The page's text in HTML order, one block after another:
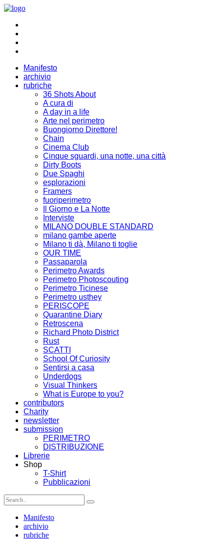
Manifesto
archivio
rubriche
36 Shots About
A cura di
A day in a life
Arte nel perimetro
Buongiorno Direttore!
Chain
Cinema Club
Cinque sguardi, una notte, una città
Dirty Boots
Due Spaghi
esplorazioni
Framers
fuoriperimetro
Il Giorno e La Notte
Interviste
MILANO DOUBLE STANDARD
milano gambe aperte
Milano ti dà, Milano ti toglie
OUR TIME
Passaparola
Perimetro Awards
Perimetro Photoscouting
Perimetro Ticinese
Perimetro usthey
PERISCOPE
Quarantine Diary
Retroscena
Richard Photo District
Rust
SCATTI
School Of Curiosity
Sentirsi a casa
Underdogs
Visual Thinkers
What is Europe to you?
contributors
Charity
newsletter
submission
PERIMETRO
DISTRIBUZIONE
Librerie
Shop
T-Shirt
Pubblicazioni
Manifesto
archivio
rubriche